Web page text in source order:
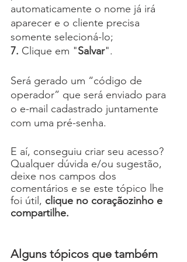
automaticamente o nome já irá
aparecer e o cliente precisa
somente selecioná-lo;
7. Clique em "Salvar".
Será gerado um “código de
operador” que será enviado para
o e-mail cadastrado juntamente
com uma pré-senha.
E aí, conseguiu criar seu acesso?
Qualquer dúvida e/ou sugestão,
deixe nos campos dos
comentários e se este tópico lhe
foi útil, clique no coraçãozinho e
compartilhe.
Alguns tópicos que também